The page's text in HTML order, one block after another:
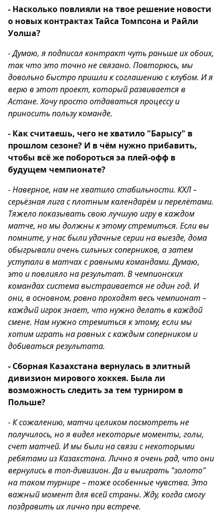
- Насколько повлияли на твое решение новости
о новых контрактах Тайса Томпсона и Райли
Уолша?
- Думаю, я подписал контракт чуть раньше их обоих,
так что это точно не связано. Повторюсь, мы
довольно быстро пришли к соглашению с клубом. И я
верю в этот проект, который развивается в
Астане. Хочу просто отдаваться процессу и
приносить пользу команде.
- Как считаешь, чего не хватило "Барысу" в
прошлом сезоне? И в чём нужно прибавить,
чтобы всё же побороться за плей-офф в
будущем чемпионате?
- Наверное, нам не хватило стабильности. КХЛ –
серьёзная лига с плотным календарём и перелётами.
Тяжело показывать свою лучшую игру в каждом
матче, но мы должны к этому стремиться. Если вы
помните, у нас были удачные серии на выезде, дома
обыгрывали очень сильных соперников, а затем
уступали в матчах с равными командами. Думаю,
это и повлияло на результат. В чемпионских
командах система выстраивается не один год. И
они, в основном, ровно проходят весь чемпионат –
каждый игрок знает, что нужно делать в каждой
смене. Нам нужно стремиться к этому, если мы
хотим играть на равных с каждым соперником и
добиваться результата.
- Сборная Казахстана вернулась в элитный
дивизион мирового хоккея. Была ли
возможность следить за тем турниром в
Польше?
- К сожалению, матчи целиком посмотреть не
получилось, но я видел некоторые моменты, голы,
счет матчей. И мы были на связи с некоторыми
ребятами из Казахстана. Лично я очень рад, что они
вернулись в топ-дивизион. Да и выиграть "золото"
на таком турнире – тоже особенные чувства. Это
важный момент для всей страны. Жду, когда смогу
поздравить их лично при встрече.